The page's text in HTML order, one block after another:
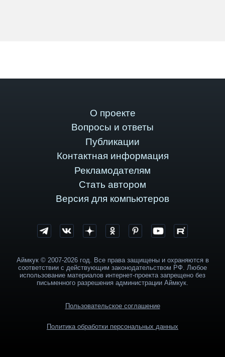
О проекте
Вопросы и ответы
Публикации
Контактная информация
Рекламодателям
Стать автором
Версия для компьютеров
Аймкук © 2007-2026 год. Все права защищены и охраняются в
соответствии с действующим законодательством РФ. Любое
использование материалов интернет-проекта запрещено без
письменного разрешения администрации Аймкук.
Пользовательское соглашение
Политика обработки персональных данных